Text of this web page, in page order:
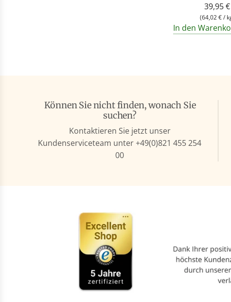
39,95 €
(64,02 €/
In den
Können Sie nicht finden, wonach Sie
suchen?
Kontaktieren Sie jetzt unser
Kundenserviceteam unter +49(0)821 455 254
00